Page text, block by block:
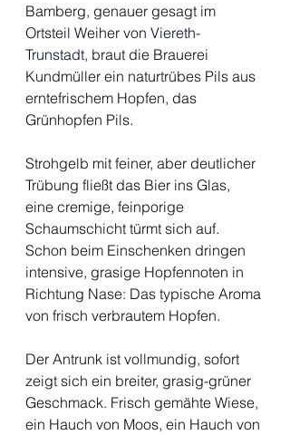
Bamberg, genauer gesagt im
Ortsteil Weiher von Viereth-
Trunstadt, braut die Brauerei
Kundmüller ein naturtrübes Pils aus
erntefrischem Hopfen, das
Grünhopfen Pils.
Strohgelb mit feiner, aber deutlicher
Trübung fließt das Bier ins Glas,
eine cremige, feinporige
Schaumschicht türmt sich auf.
Schon beim Einschenken dringen
intensive, grasige Hopfennoten in
Richtung Nase: Das typische Aroma
von frisch verbrautem Hopfen.
Der Antrunk ist vollmundig, sofort
zeigt sich ein breiter, grasig-grüner
Geschmack. Frisch gemähte Wiese,
ein Hauch von Moos, ein Hauch von